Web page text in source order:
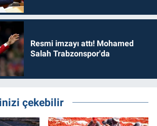
Resmi imzayı attı! Mohamed
Salah Trabzonspor'da
çekebilir